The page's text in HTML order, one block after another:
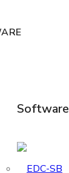
Software